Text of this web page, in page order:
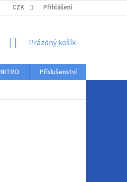
CZK Přihlášení
NÁKUPNÍ
Prázdný košík
NITRO Příslušenství